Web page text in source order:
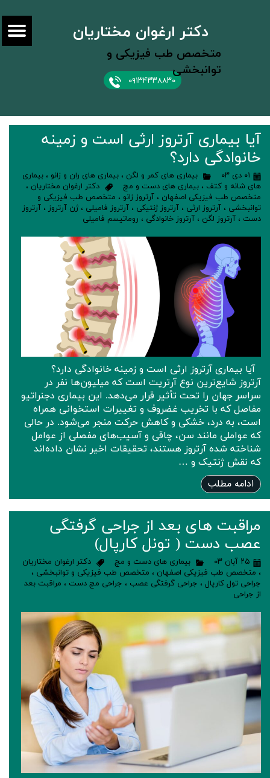
۰۹۱۳۴۳۳۸۸۳۰
دکتر ارغوان مختاریان
متخصص طب فیزیکی و
توانبخشی
آیا بیماری آرتروز ارثی است و زمینه
خانوادگی دارد؟
۰۱ دی ۰۳ بیماری های کمر و لگن ، بیماری های ران و زانو ، بیماری
های شانه و کتف ، بیماری های دست و مچ دکتر ارغوان مختاریان ،
متخصص طب فیزیکی اصفهان ، آرتروز زانو ، متخصص طب فیزیکی و
توانبخشی ، آرتروز ارثی ، آرتروز ژنتیکی ، آرتروز فامیلی ، ژن آرتروز ، آرتروز
دست ، آرتروز لگن ، آرتروز خانوادگی ، روماتیسم فامیلی
آیا بیماری آرتروز ارثی است و زمینه خانوادگی دارد؟
آرتروز شایع‌ترین نوع آرتریت است که میلیون‌ها نفر در
سراسر جهان را تحت تأثیر قرار می‌دهد. این بیماری دجنراتیو
مفاصل که با تخریب غضروف و تغییرات استخوانی همراه
است، به درد، خشکی و کاهش حرکت منجر می‌شود. در حالی
که عواملی مانند سن، چاقی و آسیب‌های مفصلی از عوامل
شناخته‌ شده آرتروز هستند، تحقیقات اخیر نشان داده‌اند
که نقش ژنتیک و …
ادامه مطلب
مراقبت های بعد از جراحی گرفتگی
عصب دست ( تونل کارپال)
۲۵ آبان ۰۳ بیماری های دست و مچ
دکتر ارغوان مختاریان
، متخصص طب فیزیکی اصفهان ، متخصص طب فیزیکی و توانبخشی ،
جراحی تول کارپال ، جراحی گرفتگی عصب ، جراحی مچ دست ، مراقبت بعد
از جراحی